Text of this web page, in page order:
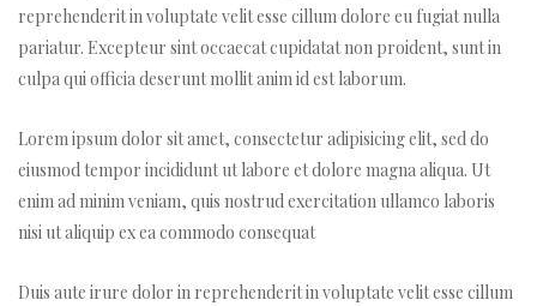
reprehenderit in voluptate velit esse cillum dolore eu fugiat nulla
pariatur. Excepteur sint occaecat cupidatat non proident, sunt in
culpa qui officia deserunt mollit anim id est laborum.
Lorem ipsum dolor sit amet, consectetur adipisicing elit, sed do
eiusmod tempor incididunt ut labore et dolore magna aliqua. Ut
enim ad minim veniam, quis nostrud exercitation ullamco laboris
nisi ut aliquip ex ea commodo consequat
Duis aute irure dolor in reprehenderit in voluptate velit esse cillum